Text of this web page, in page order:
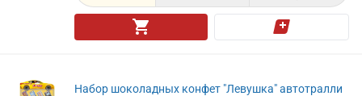
Набор шоколадных конфет "Левушка" автотралли